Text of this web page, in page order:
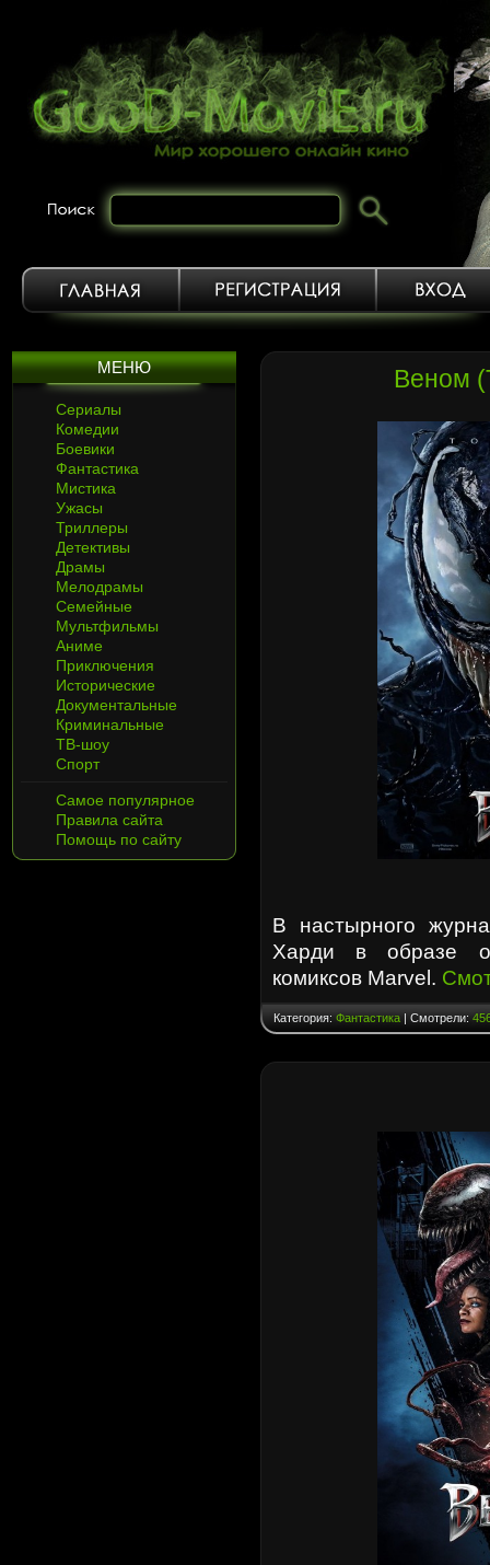
МЕНЮ
Сериалы
Комедии
Боевики
Фантастика
Мистика
Ужасы
Триллеры
Детективы
Драмы
Мелодрамы
Семейные
Мультфильмы
Аниме
Приключения
Исторические
Документальные
Криминальные
ТВ-шоу
Спорт
Самое популярное
Правила сайта
Помощь по сайту
Веном
В настырного
Харди в образе
комиксов Marvel.
Категория: Фантастика | Смотрели: